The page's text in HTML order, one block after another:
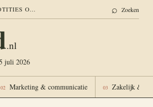
ONAFHANKELIJKE NOTITIES OVER DIGITAAL LEVEN EN WERK ⌕ Zoeken
.nl
juli 2026
02 Marketing & communicatie 03 Zakelijk &